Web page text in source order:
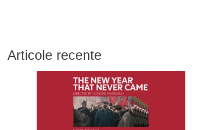
Articole recente